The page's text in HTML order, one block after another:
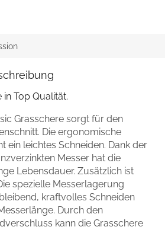
in Top Qualität.
Grasschere sorgt für den
Die ergonomische
ein leichtes Schneiden. Dank der
Messer hat die
Lebensdauer. Zusätzlich ist
spezielle Messerlagerung
kraftvolles Schneiden
Durch den
kann die Grasschere